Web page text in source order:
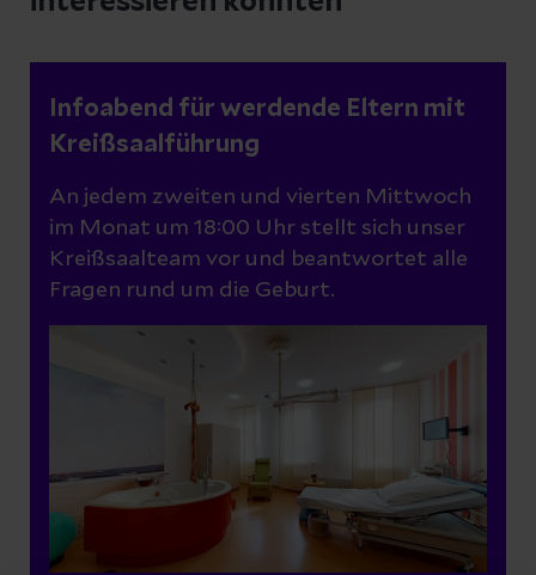
Infoabend für werdende Eltern mit
Kreißsaalführung
An jedem zweiten und vierten Mittwoch
im Monat um 18:00 Uhr stellt sich unser
Kreißsaalteam vor und beantwortet alle
Fragen rund um die Geburt.